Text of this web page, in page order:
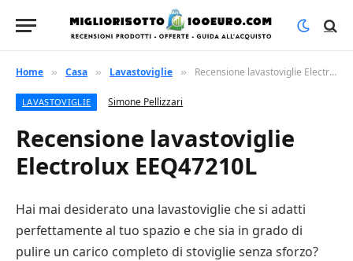
Home » Casa » Lavastoviglie » Recensione lavastoviglie Electrolux EEQ47210L
LAVASTOVIGLIE Simone Pellizzari
Recensione lavastoviglie
Electrolux EEQ47210L
Hai mai desiderato una lavastoviglie che si adatti
perfettamente al tuo spazio e che sia in grado di
pulire un carico completo di stoviglie senza sforzo?